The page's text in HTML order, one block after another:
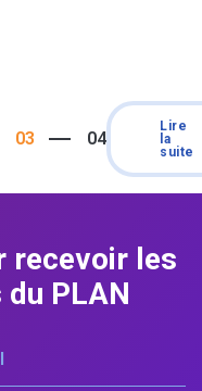
03 04
Lire
la
suite
recevoir les
PLAN